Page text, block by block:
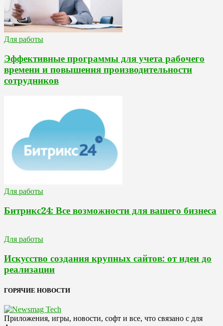
Для работы
Эффективные программы для учета рабочего
времени и повышения производительности
сотрудников
Для работы
Битрикс24: Все возможности для вашего бизнеса
Для работы
Искусство создания крупных сайтов: от идеи до
реализации
ГОРЯЧИЕ НОВОСТИ
Приложения, игры, новости, софт и все, что связано с для